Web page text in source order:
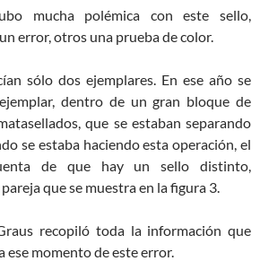
mucha polémica con este sello,
error, otros una prueba de color.
sólo dos ejemplares. En ese año se
dentro de un gran bloque de
que se estaban separando
se estaba haciendo esta operación, el
de que hay un sello distinto,
que se muestra en la figura 3.
recopiló toda la información que
ese momento de este error.